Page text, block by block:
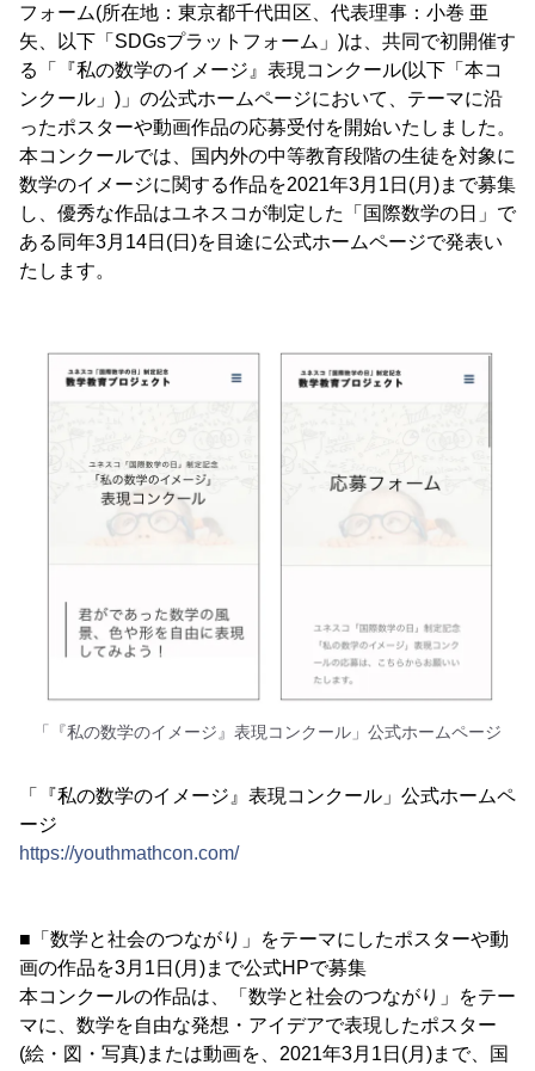
フォーム(所在地：東京都千代田区、代表理事：小巻 亜
矢、以下「SDGsプラットフォーム」)は、共同で初開催す
る「『私の数学のイメージ』表現コンクール(以下「本コ
ンクール」)」の公式ホームページにおいて、テーマに沿
ったポスターや動画作品の応募受付を開始いたしました。
本コンクールでは、国内外の中等教育段階の生徒を対象に
数学のイメージに関する作品を2021年3月1日(月)まで募集
し、優秀な作品はユネスコが制定した「国際数学の日」で
ある同年3月14日(日)を目途に公式ホームページで発表い
たします。
「『私の数学のイメージ』表現コンクール」公式ホームページ
「『私の数学のイメージ』表現コンクール」公式ホームペ
ージ
https://youthmathcon.com/
■「数学と社会のつながり」をテーマにしたポスターや動
画の作品を3月1日(月)まで公式HPで募集
本コンクールの作品は、「数学と社会のつながり」をテー
マに、数学を自由な発想・アイデアで表現したポスター
(絵・図・写真)または動画を、2021年3月1日(月)まで、国